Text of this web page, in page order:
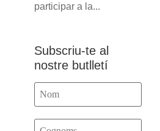
participar a la...
Subscriu-te al
nostre butlletí